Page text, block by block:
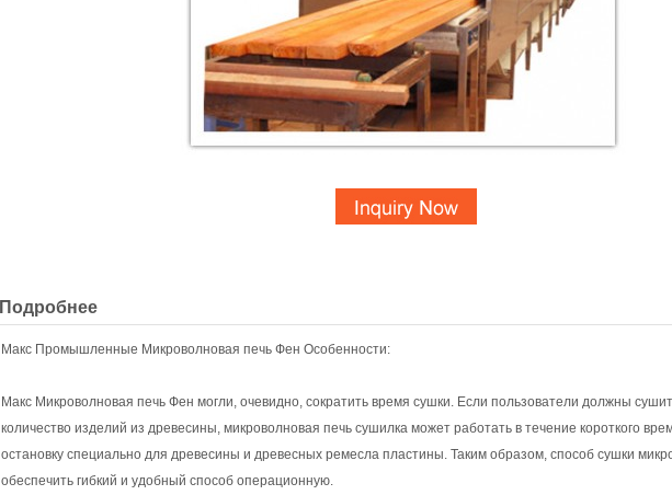
Подробнее
Макс Промышленные Микроволновая печь Фен Особенности:
Макс Микроволновая печь Фен могли, очевидно, сократить время сушки. Если пользователи должны
количество изделий из древесины, микроволновая печь сушилка может работать в течение короткого
остановку специально для древесины и древесных ремесла пластины. Таким образом, способ сушки
обеспечить гибкий и удобный способ операционную.